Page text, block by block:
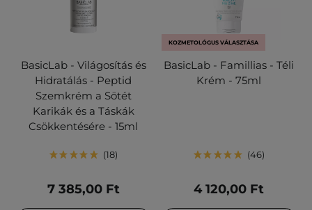
BasicLab - Világosítás és
Hidratálás - Peptid
Szemkrém a Sötét
Karikák és a Táskák
Csökkentésére - 15ml
18
7 385,00 Ft
KOZMETOLÓGUS VÁLASZTÁSA
BasicLab - Famillias - Téli
Krém - 75ml
46
4 120,00 Ft